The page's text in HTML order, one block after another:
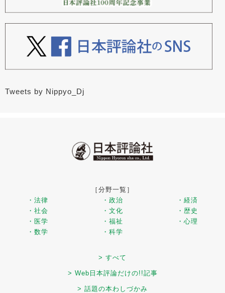
Tweets by Nippyo_Dj
［分野一覧］
・法律
・政治
・経済
・社会
・文化
・歴史
・医学
・福祉
・心理
・数学
・科学
> すべて
> Web日本評論だけの!!記事
> 話題の本わしづかみ